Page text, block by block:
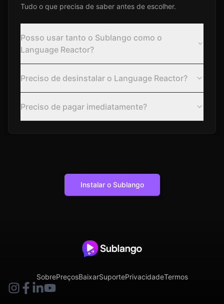
Tudo o que precisa de saber antes de escolher.
Posso usar tanto o Sublango como o
Language Reactor?
Preciso de desinstalar o Language Reactor?
Preciso de pagar imediatamente?
Instalar o Sublango
SobrePreçosBaixarSuportePrivacidadeTermos